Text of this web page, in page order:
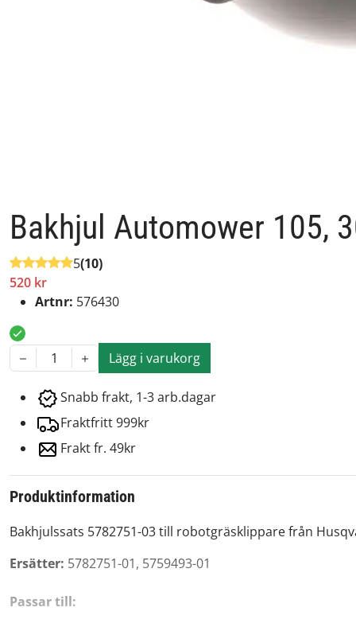
Bakhjul Automower 105,
5(10)
520 kr
Artnr: 576430
1 Lägg i varukorg
Snabb frakt, 1-3 arb.dagar
Fraktfritt 999kr
Frakt fr. 49kr
Produktinformation
Bakhjulssats 5782751-03 till robotgräsklippare från
Ersätter: 5782751-01, 5759493-01
Passar till: